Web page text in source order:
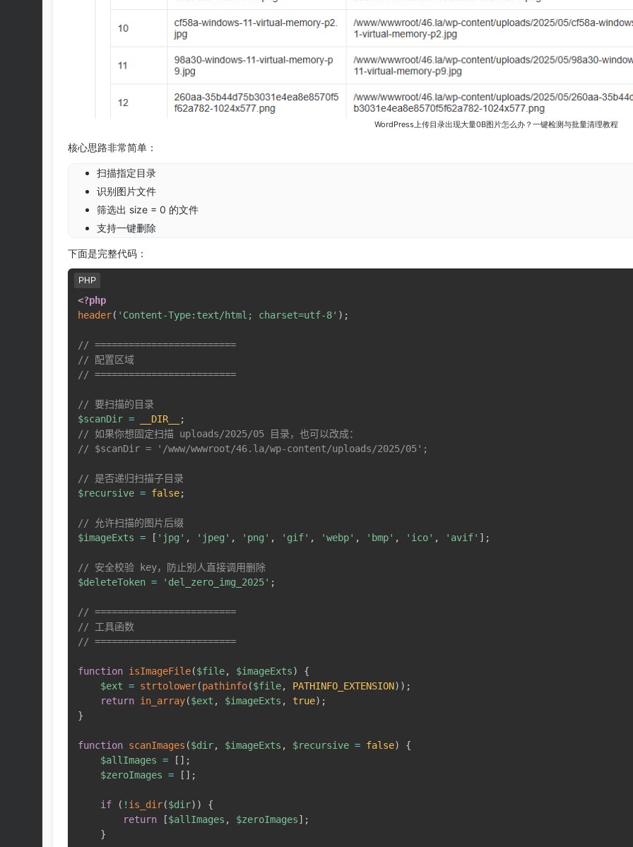
WordPress上传目录出现大量0B图片怎么办？一键检测与批量清理教程
核心思路非常简单：
扫描指定目录
识别图片文件
筛选出 size = 0 的文件
支持一键删除
下面是完整代码：
<?php
header( 'Content-Type:text/html; charset=utf-8' ) ;
// =========================
// 配置区域
// =========================
// 要扫描的目录
$scanDir = __DIR__
;
// 如果你想固定扫描 uploads/2025/05 目录，也可以改成：
// $scanDir = '/www/wwwroot/46.la/wp-content/uploads/2025/05';
// 是否递归扫描子目录
$recursive = false;
// 允许扫描的图片后缀
$imageExts = [ 'jpg' , 'jpeg' , 'png' , 'gif' , 'webp' , 'bmp' , 'ico' , 'avif' ] ;
// 安全校验 key，防止别人直接调用删除
$deleteToken = 'del_zero_img_2025' ;
// =========================
// 工具函数
// =========================
function isImageFile($file, $imageExts)
{
$ext = strtolower(pathinfo($file, PATHINFO_EXTENSION) ) ;
return in_array($ext , $imageExts , true) ;
}
function scanImages ($dir, $imageExts , $recursive = false)
{
$allImages = [ ] ;
$zeroImages = [ ] ;
if ( ! is_dir($dir) )
{
return
[$allImages , $zeroImages] ;
}
PHP